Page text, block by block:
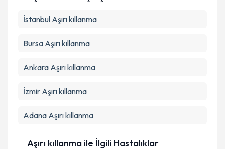
Takvim Talebini Gönder
İstanbul Aşırı kıllanma
Bursa Aşırı kıllanma
Ankara Aşırı kıllanma
İzmir Aşırı kıllanma
Adana Aşırı kıllanma
Aşırı kıllanma ile İlgili Hastalıklar